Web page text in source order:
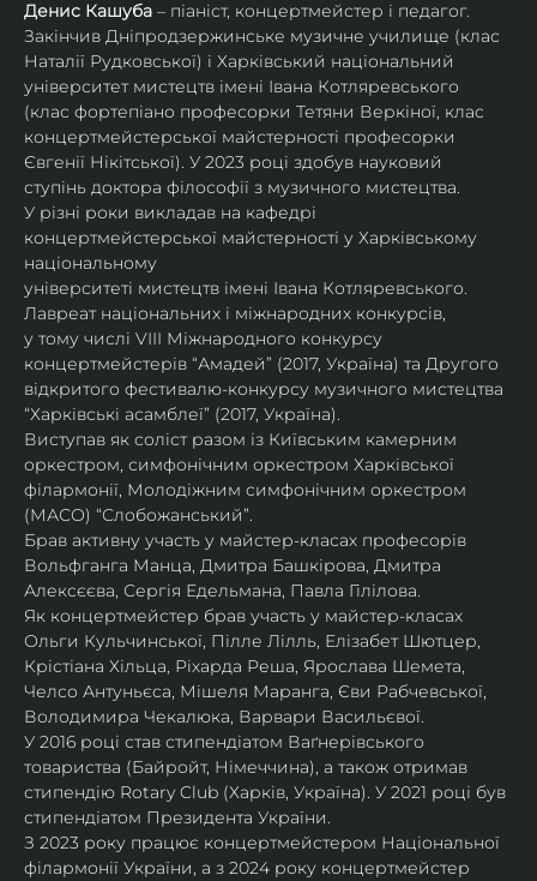
Денис Кашуба – піаніст, концертмейстер і педагог.
Закінчив Дніпродзержинське музичне училище (клас
Наталії Рудковської) і Харківський національний
університет мистецтв імені Івана Котляревського
(клас фортепіано професорки Тетяни Веркіної, клас
концертмейстерської майстерності професорки
Євгенії Нікітської). У 2023 році здобув науковий
ступінь доктора філософії з музичного мистецтва.
У різні роки викладав на кафедрі
концертмейстерської майстерності у Харківському
національному
університеті мистецтв імені Івана Котляревського.
Лавреат національних і міжнародних конкурсів,
у тому числі VIII Міжнародного конкурсу
концертмейстерів “Амадей” (2017, Україна) та Другого
відкритого фестивалю-конкурсу музичного мистецтва
“Харківські асамблеї” (2017, Україна).
Виступав як соліст разом із Київським камерним
оркестром, симфонічним оркестром Харківської
філармонії, Молодіжним симфонічним оркестром
(МАСО) “Слобожанський”.
Брав активну участь у майстер-класах професорів
Вольфганга Манца, Дмитра Башкірова, Дмитра
Алексєєва, Сергія Едельмана, Павла Гілілова.
Як концертмейстер брав участь у майстер-класах
Ольги Кульчинської, Пілле Лілль, Елізабет Шютцер,
Крістіана Хільца, Ріхарда Реша, Ярослава Шемета,
Челсо Антуньєса, Мішеля Маранга, Єви Рабчевської,
Володимира Чекалюка, Варвари Васильєвої.
У 2016 році став стипендіатом Ваґнерівського
товариства (Байройт, Німеччина), а також отримав
стипендію Rotary Club (Харків, Україна). У 2021 році був
стипендіатом Президента України.
З 2023 року працює концертмейстером Національної
філармонії України, а з 2024 року концертмейстер